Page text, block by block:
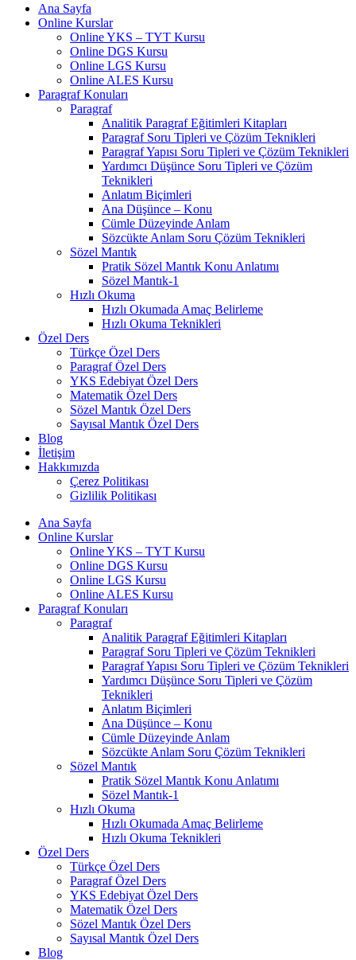
Ana Sayfa
Online Kurslar
Online YKS – TYT Kursu
Online DGS Kursu
Online LGS Kursu
Online ALES Kursu
Paragraf Konuları
Paragraf
Analitik Paragraf Eğitimleri Kitapları
Paragraf Soru Tipleri ve Çözüm Teknikleri
Paragraf Yapısı Soru Tipleri ve Çözüm Teknikleri
Yardımcı Düşünce Soru Tipleri ve Çözüm
Teknikleri
Anlatım Biçimleri
Ana Düşünce – Konu
Cümle Düzeyinde Anlam
Sözcükte Anlam Soru Çözüm Teknikleri
Sözel Mantık
Pratik Sözel Mantık Konu Anlatımı
Sözel Mantık-1
Hızlı Okuma
Hızlı Okumada Amaç Belirleme
Hızlı Okuma Teknikleri
Özel Ders
Türkçe Özel Ders
Paragraf Özel Ders
YKS Edebiyat Özel Ders
Matematik Özel Ders
Sözel Mantık Özel Ders
Sayısal Mantık Özel Ders
Blog
İletişim
Hakkımızda
Çerez Politikası
Gizlilik Politikası
Ana Sayfa
Online Kurslar
Online YKS – TYT Kursu
Online DGS Kursu
Online LGS Kursu
Online ALES Kursu
Paragraf Konuları
Paragraf
Analitik Paragraf Eğitimleri Kitapları
Paragraf Soru Tipleri ve Çözüm Teknikleri
Paragraf Yapısı Soru Tipleri ve Çözüm Teknikleri
Yardımcı Düşünce Soru Tipleri ve Çözüm
Teknikleri
Anlatım Biçimleri
Ana Düşünce – Konu
Cümle Düzeyinde Anlam
Sözcükte Anlam Soru Çözüm Teknikleri
Sözel Mantık
Pratik Sözel Mantık Konu Anlatımı
Sözel Mantık-1
Hızlı Okuma
Hızlı Okumada Amaç Belirleme
Hızlı Okuma Teknikleri
Özel Ders
Türkçe Özel Ders
Paragraf Özel Ders
YKS Edebiyat Özel Ders
Matematik Özel Ders
Sözel Mantık Özel Ders
Sayısal Mantık Özel Ders
Blog